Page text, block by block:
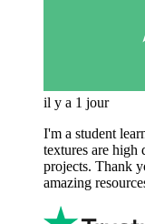
il y a 1 jour
I'm a student
textures are
projects. Thank
amazing